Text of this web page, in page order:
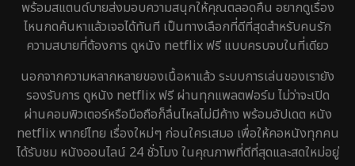
พร้อมสแตนด์บายส่งมอบความสนุกให้คุณตลอดคืน อยากดูเรื่อง
ไหนกดค้นหาแล้วเจอได้ทันที เป็นทางเลือกที่ดีที่สุดสำหรับคนรัก
ความสบายที่ต้องการ ดูหนัง netflix ฟรี แบบครบจบในที่เดียว
นอกจากความหลากหลายของเนื้อหาแล้ว ระบบการเล่นของเรายัง
รองรับการ ดูหนัง netflix ฟรี ผ่านทุกแพลตฟอร์ม ไม่ว่าจะเปิด
ผ่านคอมพิวเตอร์หรือมือถือก็ลื่นไหลไม่มีค้าง พร้อมอัปเดต หนัง
netflix พากย์ไทย เรื่องใหม่ๆ ก่อนใครเสมอ เพื่อให้คอหนังทุกคน
ได้รับชม หนังออนไลน์ 24 ชั่วโมง ในคุณภาพที่ดีที่สุดและสดใหม่อยู่